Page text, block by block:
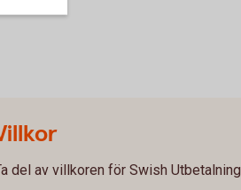
del av villkoren för Swish Utbetalning